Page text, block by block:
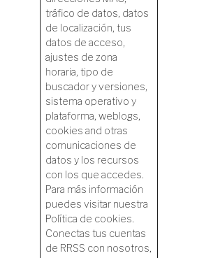
tráfico de datos, datos
de localización, tus
datos de acceso,
ajustes de zona
horaria, tipo de
buscador y versiones,
sistema operativo y
plataforma, weblogs,
cookies and otras
comunicaciones de
datos y los recursos
con los que accedes.
Para más información
puedes visitar nuestra
Política de cookies.
Conectas tus cuentas
de RRSS con nosotros,